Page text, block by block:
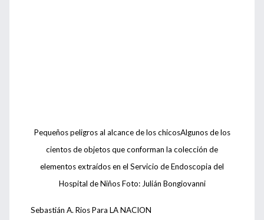
Pequeños peligros al alcance de los chicosAlgunos de los
cientos de objetos que conforman la colección de
elementos extraídos en el Servicio de Endoscopia del
Hospital de Niños Foto: Julián Bongiovanni
Sebastián A. Rios Para LA NACION